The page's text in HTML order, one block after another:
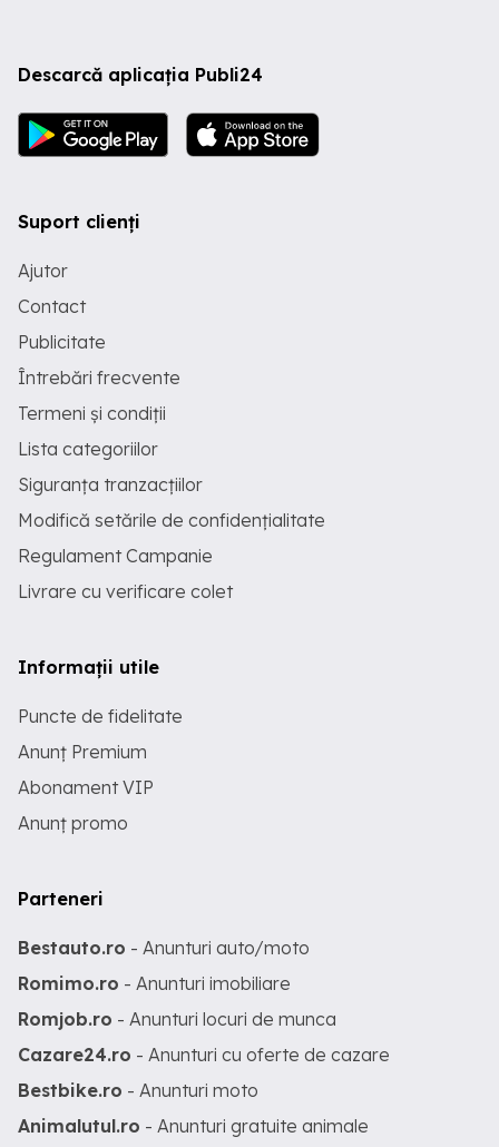
Descarcă aplicația Publi24
Suport clienți
Ajutor
Contact
Publicitate
Întrebări frecvente
Termeni și condiții
Lista categoriilor
Siguranța tranzacțiilor
Modifică setările de confidențialitate
Regulament Campanie
Livrare cu verificare colet
Informații utile
Puncte de fidelitate
Anunț Premium
Abonament VIP
Anunț promo
Parteneri
Bestauto.ro - Anunturi auto/moto
Romimo.ro - Anunturi imobiliare
Romjob.ro - Anunturi locuri de munca
Cazare24.ro - Anunturi cu oferte de cazare
Bestbike.ro - Anunturi moto
Animalutul.ro - Anunturi gratuite animale